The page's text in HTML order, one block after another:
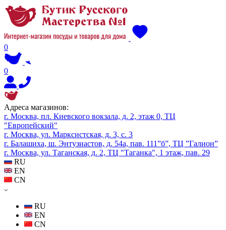
0
0
Адреса магазинов:
г. Москва, пл. Киевского вокзала, д. 2, этаж 0, ТЦ
"Европейский"
г. Москва, ул. Марксистская, д. 3, с. 3
г. Балашиха, ш. Энтузиастов, д. 54а, пав. 111”б”, ТЦ ”Галион”
г. Москва, ул. Таганская, д. 2, ТЦ "Таганка", 1 этаж, пав. 29
RU
EN
CN
RU
EN
CN